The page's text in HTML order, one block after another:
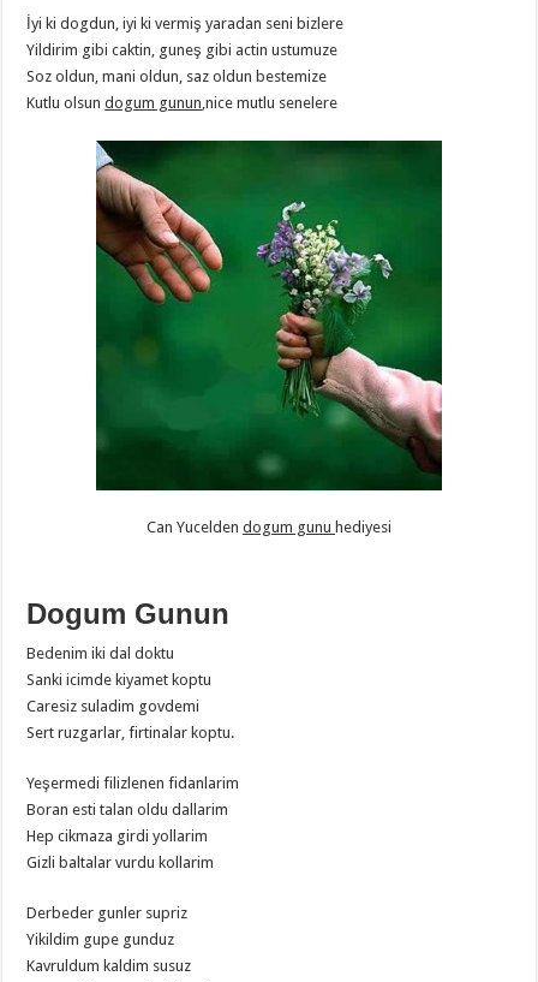
İyi ki dogdun, iyi ki vermiş yaradan seni bizlere
Yildirim gibi caktin, guneş gibi actin ustumuze
Soz oldun, mani oldun, saz oldun bestemize
Kutlu olsundogum gunun,nice mutlu senelere
Can Yucelden dogum gunu hediyesi
Dogum Gunun
Bedenim iki dal doktu
Sanki icimde kiyamet koptu
Caresiz suladim govdemi
Sert ruzgarlar, firtinalar koptu.
Yeşermedi filizlenen fidanlarim
Boran esti talan oldu dallarim
Hep cikmaza girdi yollarim
Gizli baltalar vurdu kollarim
Derbeder gunler supriz
Yikildim gupe gunduz
Kavruldum kaldim susuz